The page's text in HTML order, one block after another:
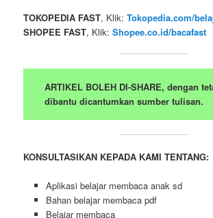
TOKOPEDIA FAST, Klik:Tokopedia.com/
SHOPEE FAST, Klik:Shopee.co.id/bacafast
ARTIKEL BOLEH DI-SHARE, dengan
dibantu dicantumkan sumber tulisan.
KONSULTASIKAN KEPADA KAMI TENTANG:
Aplikasi belajar membaca anak sd
Bahan belajar membaca pdf
Belajar membaca